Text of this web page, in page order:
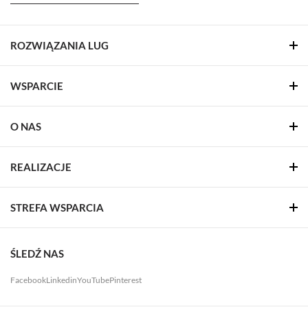
ROZWIĄZANIA LUG
WSPARCIE
O NAS
REALIZACJE
STREFA WSPARCIA
ŚLEDŹ NAS
FacebookLinkedinYouTubePinterest